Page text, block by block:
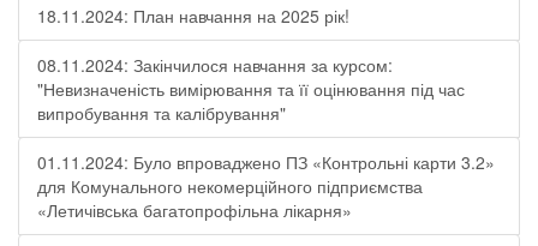
18.11.2024: План навчання на 2025 рік!
08.11.2024: Закінчилося навчання за курсом:
"Невизначеність вимірювання та її оцінювання під час
випробування та калібрування"
01.11.2024: Було впроваджено ПЗ «Контрольні карти 3.2»
для Комунального некомерційного підприємства
«Летичівська багатопрофільна лікарня»